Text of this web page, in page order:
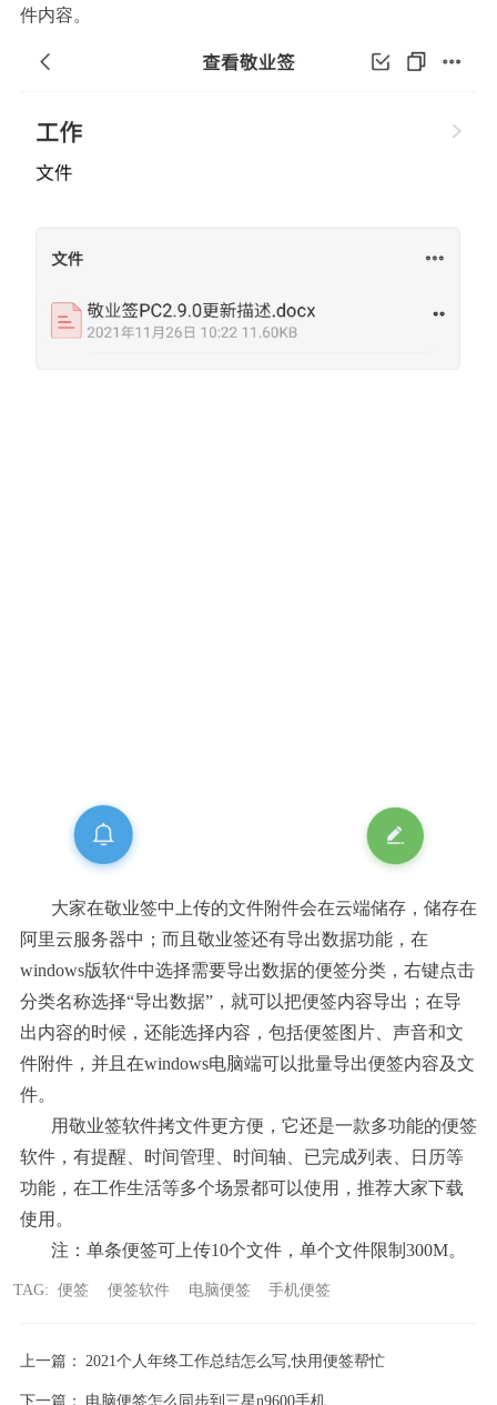
件内容。
大家在敬业签中上传的文件附件会在云端储存，储存在
阿里云服务器中；而且敬业签还有导出数据功能，在
windows版软件中选择需要导出数据的便签分类，右键点击
分类名称选择“导出数据”，就可以把便签内容导出；在导
出内容的时候，还能选择内容，包括便签图片、声音和文
件附件，并且在windows电脑端可以批量导出便签内容及文
件。
用敬业签软件拷文件更方便，它还是一款多功能的便签
软件，有提醒、时间管理、时间轴、已完成列表、日历等
功能，在工作生活等多个场景都可以使用，推荐大家下载
使用。
注：单条便签可上传10个文件，单个文件限制300M。
TAG: 便签 便签软件 电脑便签 手机便签
上一篇： 2021个人年终工作总结怎么写,快用便签帮忙
下一篇： 电脑便签怎么同步到三星n9600手机